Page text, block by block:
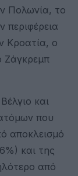
Πολωνία, το
περιφέρεια
Κροατία, ο
Ζάγκρεμπ
και
που
αποκλεισμό
και της
από